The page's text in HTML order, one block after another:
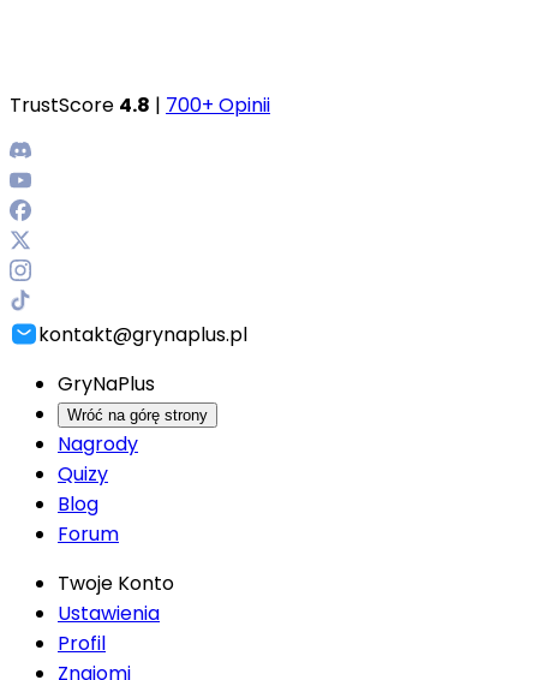
TrustScore 4.8 | 700+ Opinii
kontakt@grynaplus.pl
GryNaPlus
Wróć na górę strony
Nagrody
Quizy
Blog
Forum
Twoje Konto
Ustawienia
Profil
Znajomi